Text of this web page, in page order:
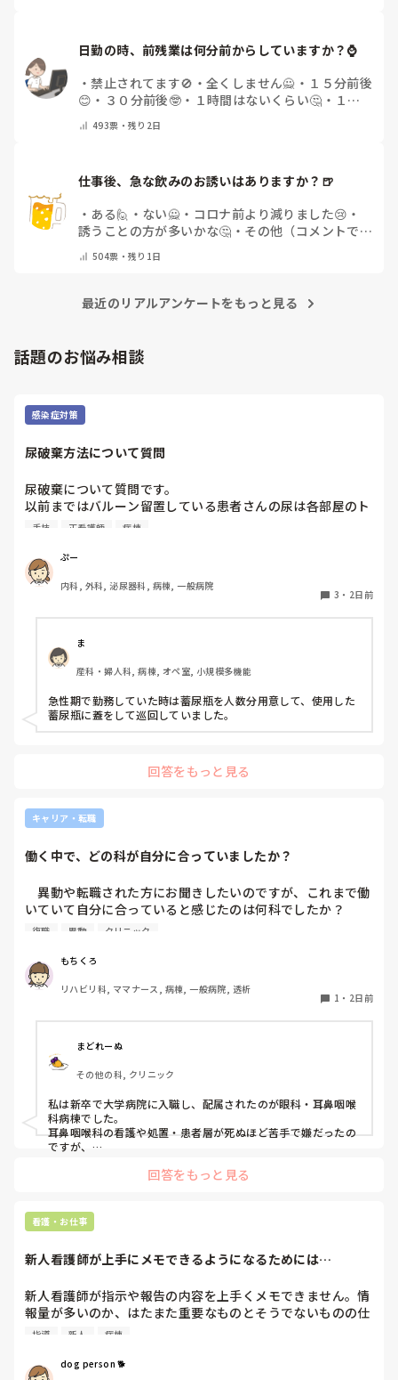
日勤の時、前残業は何分前からしていますか？⌚
・禁止されてます🚫 ・ 全くしません🙅 ・ １５分前後
😊 ・ ３０分前後🤓 ・ １時間はないくらい🤔 ・ １時
間以上…😨
493票・残り2日
仕事後、急な飲みのお誘いはありますか？🍺
・ ある🙋 ・ ない🙅 ・ コロナ前より減りました😢 ・
誘うことの方が多いかな🤔 ・ その他（コメントで教
えてください）
504票・残り1日
最近のリアルアンケートをもっと見る
話題のお悩み相談
感染症対策
尿破棄方法について質問
尿破棄について質問です。
以前まではバルーン留置している患者さんの尿は各部屋のト
イレに破棄する形でしたが、感染予防上汚物処理室でのみ破
物処理室に持っていくという非効率な方法になってます。尿
破棄人数は10人近くになるので病室と汚物処理室を10往復
する形に。結果尿破棄に時間がかかってます。
ットしワゴン下段に乗せて破棄していき最後まとめて汚物処
理室で破棄してたのでその方法はダメなのか？と疑問抱いて
ます。もちろん汚物見えないようワゴンにカバーする等対策
して。
皆さんの病棟ではどのような方法取られてますか？
手技 正看護師 病棟
ぷー
内科, 外科, 泌尿器科, 病棟, 一般病院
3 ・ 2日前
ま
産科・婦人科, 病棟, オペ室, 小規模多機能
急性期で勤務していた時は蓄尿瓶を人数分用意して、使用した
蓄尿瓶に蓋をして巡回していました。
回答をもっと見る
キャリア・転職
働く中で、どの科が自分に合っていましたか？
異動や転職された方にお聞きしたいのですが、これまで働
いていて自分に合っていると感じたのは何科でしたか？
また、どんなところが合っていると感じましたか？
私はこれまで脳神経外科、リハビリ科、透析室と経験しまし
たが、どこもしっくり来なくて悩んでいます…。次回の転職
の参考にさせていただきたいです😭
復職 異動 クリニック
もちくろ
リハビリ科, ママナース, 病棟, 一般病院, 透析
1 ・ 2日前
まどれーぬ
その他の科, クリニック
私は新卒で大学病院に入職し、配属されたのが眼科・耳鼻咽喉
科病棟でした。
耳鼻咽喉科の看護や処置・患者層が死ぬほど苦手で嫌だったの
ですが、
棟に居続けることは不可能なので、
異動の声がかかる前に眼科クリニックに転職しました。
至る、という感じです。
回答をもっと見る
看護・お仕事
新人看護師が上手にメモできるようになるためには…
新人看護師が指示や報告の内容を上手くメモできません。情
報量が多いのか、はたまた重要なものとそうでないものの仕
分けができないのか…  肝心な事柄を逃してしまいます。何
示・報告するよう皆で努力しています。
指導 新人 病棟
dog person 🐕